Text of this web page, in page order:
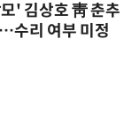
' 김상호 靑 춘추
수리 여부 미정